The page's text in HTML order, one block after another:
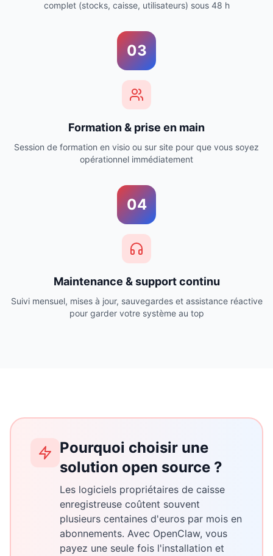
complet (stocks, caisse, utilisateurs) sous 48 h
03
Formation & prise en main
Session de formation en visio ou sur site pour que vous soyez
opérationnel immédiatement
04
Maintenance & support continu
Suivi mensuel, mises à jour, sauvegardes et assistance réactive
pour garder votre système au top
Pourquoi choisir une
solution open source ?
Les logiciels propriétaires de caisse
enregistreuse coûtent souvent
plusieurs centaines d'euros par mois en
abonnements. Avec OpenClaw, vous
payez une seule fois l'installation et